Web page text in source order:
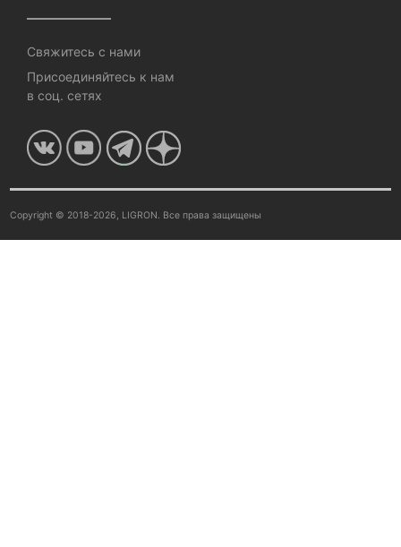
Свяжитесь с нами
Присоединяйтесь к нам
в соц. сетях
Copyright © 2018-2026, LIGRON. Все права защищены